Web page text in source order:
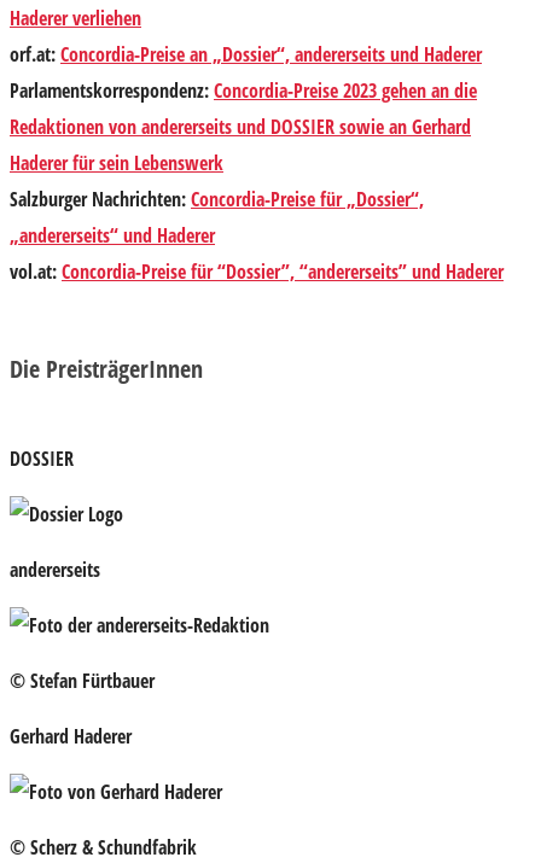
Haderer verliehen
orf.at:Concordia-Preise an „Dossier“, andererseits und Haderer
Parlamentskorrespondenz:Concordia-Preise 2023 gehen an die
Redaktionen von andererseits und DOSSIER sowie an Gerhard
Haderer für sein Lebenswerk
Salzburger Nachrichten:Concordia-Preise für „Dossier“,
„andererseits“ und Haderer
vol.at:Concordia-Preise für “Dossier”, “andererseits” und Haderer
Die PreisträgerInnen
DOSSIER
andererseits
© Stefan Fürtbauer
Gerhard Haderer
© Scherz & Schundfabrik